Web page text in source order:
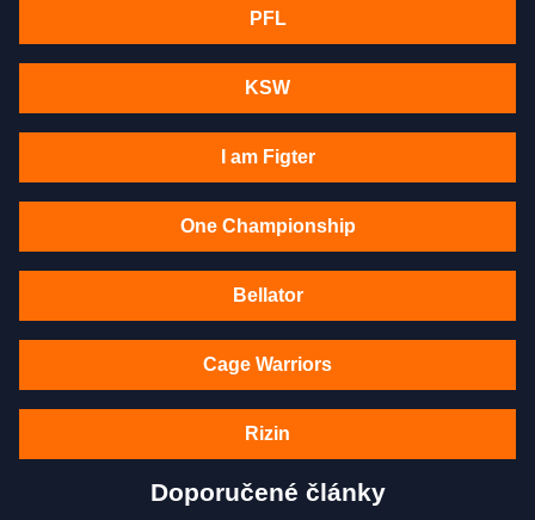
PFL
KSW
I am Figter
One Championship
Bellator
Cage Warriors
Rizin
Doporučené články